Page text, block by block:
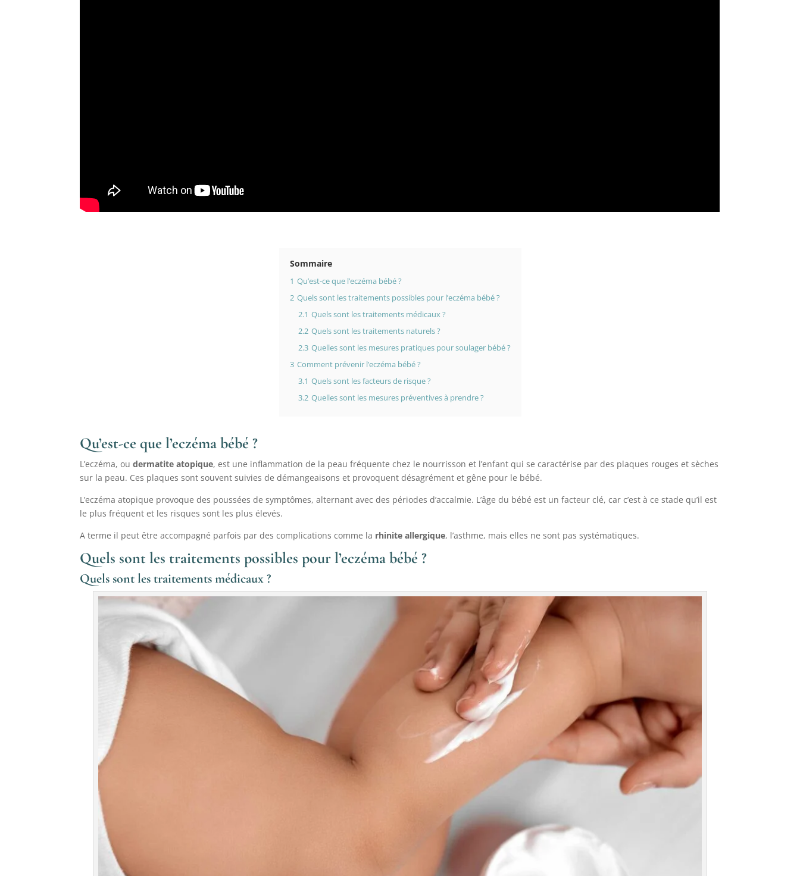
Sommaire
1 Qu’est-ce que l’eczéma bébé ?
2 Quels sont les traitements possibles pour l’eczéma bébé ?
2.1 Quels sont les traitements médicaux ?
2.2 Quels sont les traitements naturels ?
2.3 Quelles sont les mesures pratiques pour soulager bébé ?
3 Comment prévenir l’eczéma bébé ?
3.1 Quels sont les facteurs de risque ?
3.2 Quelles sont les mesures préventives à prendre ?
Qu’est-ce que l’eczéma bébé ?
L’eczéma, oudermatite atopique, est une inflammation de la peau fréquente chez le nourrisson et l’enfant qui se caractérise par des plaques rouges et sèches
sur la peau. Ces plaques sont souvent suivies de démangeaisons et provoquent désagrément et gêne pour le bébé.
L’eczéma atopique provoque des poussées de symptômes, alternant avec des périodes d’accalmie. L’âge du bébé est un facteur clé, car c’est à ce stade qu’il est
le plus fréquent et les risques sont les plus élevés.
A terme il peut être accompagné parfois par des complications comme la rhinite allergique, l’asthme, mais elles ne sont pas systématiques.
Quels sont les traitements possibles pour l’eczéma bébé ?
Quels sont les traitements médicaux ?